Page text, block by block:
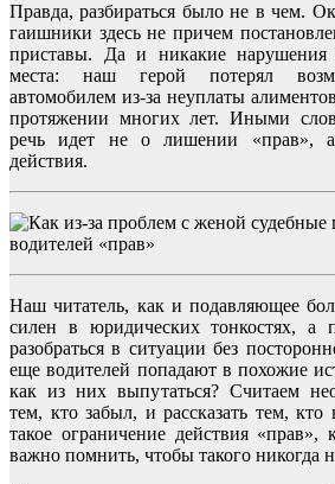
Правда, разбираться было не в чем.
гаишники здесь не причем
приставы. Да и никакие
места: наш герой потерял
автомобилем из-за неуплаты
протяжении многих лет. Иными
речь идет не о лишении «прав»,
действия.
Наш читатель, как и подавляющее
силен в юридических тонкостях,
разобраться в ситуации без
еще водителей попадают в похожие
как из них выпутаться? Считаем
тем, кто забыл, и рассказать тем,
такое ограничение действия
важно помнить, чтобы такого никогда